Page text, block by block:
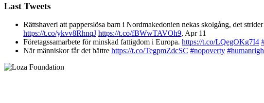
Last Tweets
Rättshaveri att papperslösa barn i Nordmakedonien nekas skolgång, det
https://t.co/ykvv8RhnqJ https://t.co/fBWwTAVOh9, Apr 11
Företagssamarbete för minskad fattigdom i Europa. https://t.co/LQegOKg7I4
När människor får det bättre https://t.co/TegpmZdcSC #nopoverty